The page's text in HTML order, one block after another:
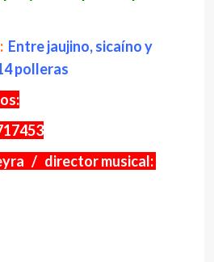
Entre jaujino, sicaíno y
polleras
/ director musical: